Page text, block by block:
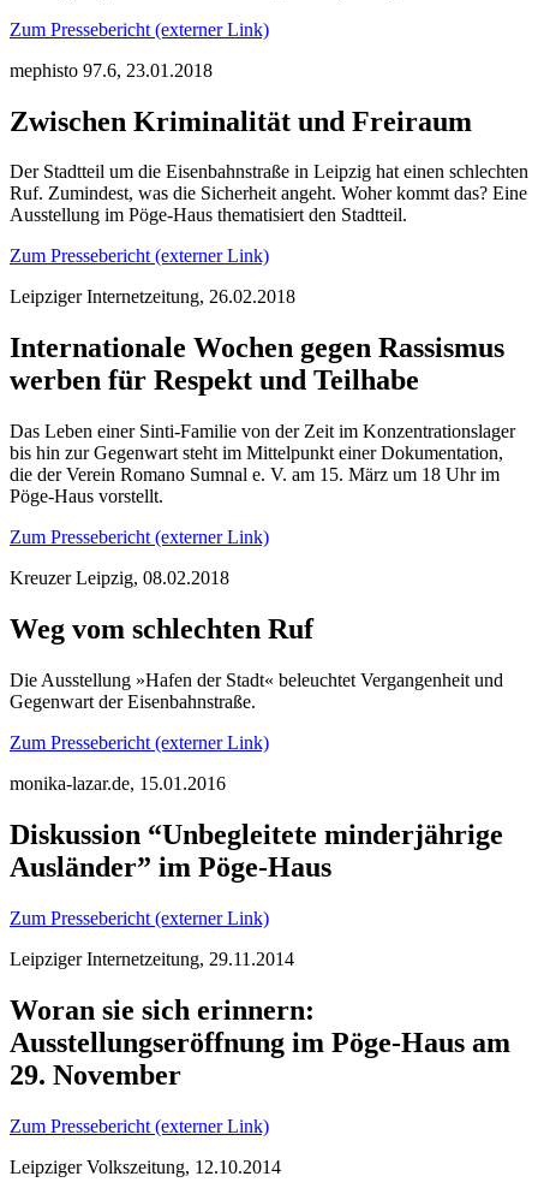
Zum Pressebericht (externer Link)
mephisto 97.6, 23.01.2018
Zwischen Kriminalität und Freiraum
Der Stadtteil um die Eisenbahnstraße in Leipzig hat einen schlechten
Ruf. Zumindest, was die Sicherheit angeht. Woher kommt das? Eine
Ausstellung im Pöge-Haus thematisiert den Stadtteil.
Zum Pressebericht (externer Link)
Leipziger Internetzeitung, 26.02.2018
Internationale Wochen gegen Rassismus
werben für Respekt und Teilhabe
Das Leben einer Sinti-Familie von der Zeit im Konzentrationslager
bis hin zur Gegenwart steht im Mittelpunkt einer Dokumentation,
die der Verein Romano Sumnal e. V. am 15. März um 18 Uhr im
Pöge-Haus vorstellt.
Zum Pressebericht (externer Link)
Kreuzer Leipzig, 08.02.2018
Weg vom schlechten Ruf
Die Ausstellung »Hafen der Stadt« beleuchtet Vergangenheit und
Gegenwart der Eisenbahnstraße.
Zum Pressebericht (externer Link)
monika-lazar.de, 15.01.2016
Diskussion “Unbegleitete minderjährige
Ausländer” im Pöge-Haus
Zum Pressebericht (externer Link)
Leipziger Internetzeitung, 29.11.2014
Woran sie sich erinnern:
Ausstellungseröffnung im Pöge-Haus am
29. November
Zum Pressebericht (externer Link)
Leipziger Volkszeitung, 12.10.2014